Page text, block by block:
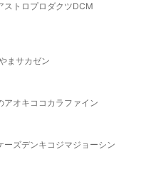
ストロプロダクツDCM
ま サカゼン
アオキココカラファイン
ーズデンキコジマジョーシン